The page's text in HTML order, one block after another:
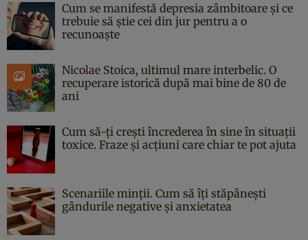
Cum se manifestă depresia zâmbitoare și ce
trebuie să știe cei din jur pentru a o
recunoaște
Nicolae Stoica, ultimul mare interbelic. O
recuperare istorică după mai bine de 80 de
ani
Cum să-ți crești încrederea în sine în situații
toxice. Fraze și acțiuni care chiar te pot ajuta
Scenariile minții. Cum să îți stăpânești
gândurile negative și anxietatea